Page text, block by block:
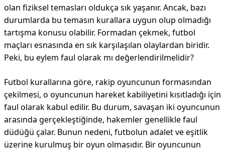
olan fiziksel temasları oldukça sık yaşanır. Ancak, bazı
durumlarda bu temasın kurallara uygun olup olmadığı
tartışma konusu olabilir. Formadan çekmek, futbol
maçları esnasında en sık karşılaşılan olaylardan biridir.
Peki, bu eylem faul olarak mı değerlendirilmelidir?
Futbol kurallarına göre, rakip oyuncunun formasından
çekilmesi, o oyuncunun hareket kabiliyetini kısıtladığı için
faul olarak kabul edilir. Bu durum, savaşan iki oyuncunun
arasında gerçekleştiğinde, hakemler genellikle faul
düdüğü çalar. Bunun nedeni, futbolun adalet ve eşitlik
üzerine kurulmuş bir oyun olmasıdır. Bir oyuncunun